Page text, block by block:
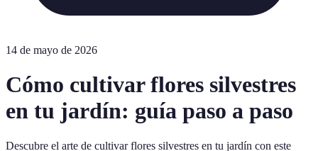
14 de mayo de 2026
Cómo cultivar flores silvestres
en tu jardín: guía paso a paso
Descubre el arte de cultivar flores silvestres en tu jardín con este